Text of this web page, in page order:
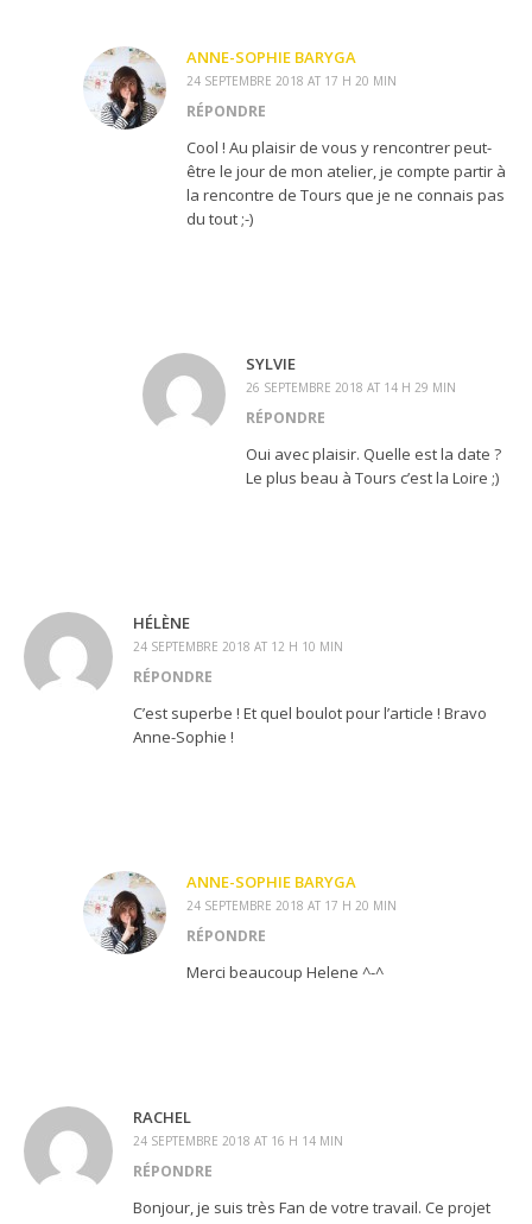
ANNE-SOPHIE BARYGA
24 SEPTEMBRE 2018 AT 17 H 20 MIN
RÉPONDRE
Cool ! Au plaisir de vous y rencontrer peut-
être le jour de mon atelier, je compte partir à
la rencontre de Tours que je ne connais pas
du tout ;-)
SYLVIE
26 SEPTEMBRE 2018 AT 14 H 29 MIN
RÉPONDRE
Oui avec plaisir. Quelle est la date ?
Le plus beau à Tours c’est la Loire ;)
HÉLÈNE
24 SEPTEMBRE 2018 AT 12 H 10 MIN
RÉPONDRE
C’est superbe ! Et quel boulot pour l’article ! Bravo
Anne-Sophie !
ANNE-SOPHIE BARYGA
24 SEPTEMBRE 2018 AT 17 H 20 MIN
RÉPONDRE
Merci beaucoup Helene ^-^
RACHEL
24 SEPTEMBRE 2018 AT 16 H 14 MIN
RÉPONDRE
Bonjour, je suis très Fan de votre travail. Ce projet